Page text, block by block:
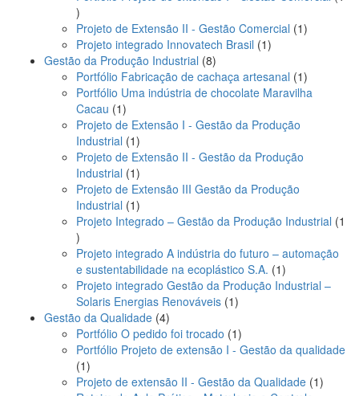
1
produto
Projeto de Extensão II - Gestão Comercial 11
Projeto integrado Innovatech Brasil 11
Gestão da Produção Industrial 88
produtos
Portfólio Fabricação de cachaça artesanal 11
produto
Portfólio Uma indústria de chocolate Maravilha
Cacau 11
produto
Projeto de Extensão I - Gestão da Produção
Industrial 11
produto
Projeto de Extensão II - Gestão da Produção
Industrial 11
produto
Projeto de Extensão III Gestão da Produção
Industrial 11
produto
Projeto Integrado – Gestão da Produção Industrial 1
1
produto
Projeto integrado A indústria do futuro – automação
e sustentabilidade na ecoplástico S.A. 11
produto
Projeto integrado Gestão da Produção Industrial –
Solaris Energias Renováveis 11
Gestão da Qualidade 44
produtos
Portfólio O pedido foi trocado 11
produto
Portfólio Projeto de extensão I - Gestão da qualidade
11
produto
Projeto de extensão II - Gestão da Qualidade 11